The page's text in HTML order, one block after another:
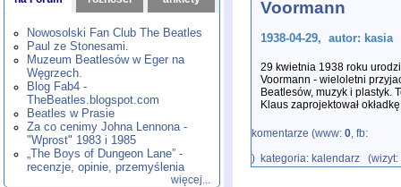
,1982,1983 ,1984,
1985,1986,1987 ,1988,1989,
1990, 1991,1992,1993
1995,1996 ,1997,1998 ,1999,
2000,2001, 2004
2005,2006, 2007
2010,2011,2012,2013,2014
2015,2016, 2017,
2020,2021,2022,2023,2024 ,
2025,2026
Nowosolski Fan Club The Beatles
Paul ze Stonesami.
Muzeum Beatlesów w Eger na
Węgrzech.
Blog Fab4 -
TheBeatles.blogspot.com
Beatles w Prasie
Za co cenimy Johna Lennona -
"Wprost" 1983 i 1985
„The Boys of Dungeon Lane” -
recenzje, opinie, przemyślenia
więcej...
Voormann
1938-04-29, autor: kasia
29 kwietnia 1938 roku
Voormann - wieloletni
Beatlesów, muzyk i plastyk.
Klaus zaprojektował
komentarze (www: 0, fb:
) kategoria: kalendarz